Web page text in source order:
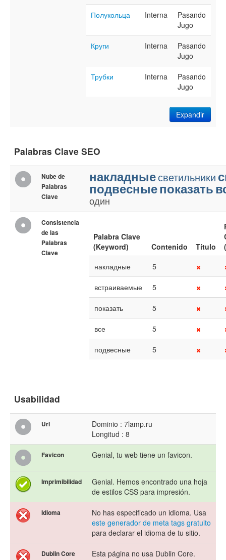
Полукольца Interna
Pasando
Jugo
Круги Interna
Pasando
Jugo
Трубки Interna
Pasando
Jugo
Expandir
Palabras Clave SEO
Nube de
Palabras
Clave
накладныесветильники
подвесныепоказать
один
Consistencia
de las
Palabras
Clave
Palabra Clave
(Keyword)
Contenido Título
накладные
5
встраиваемые 5
показать 5
все 5
подвесные 5
Usabilidad
Url
Dominio : 7lamp.ru
Longitud : 8
Favicon Genial, tu web tiene un favicon.
Imprimibilidad
Genial. Hemos encontrado una hoja
de estilos CSS para impresión.
Idioma
No has especificado un idioma. Usa
este generador de meta tags gratuito
para declarar el idioma de tu sitio.
Dublin Core Esta página no usa Dublin Core.